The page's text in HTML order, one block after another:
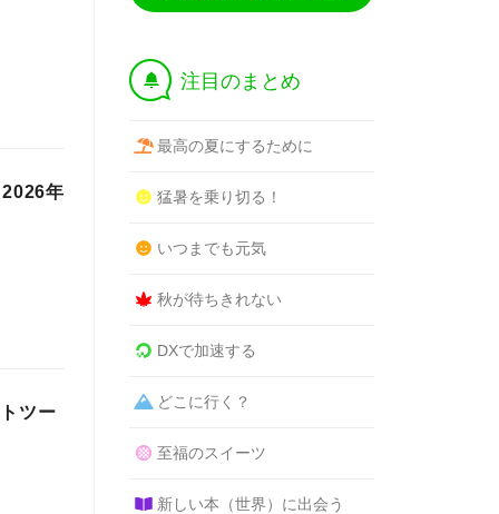
年
ツー
† 注目のまとめ
最高の夏にするために
猛暑を乗り切る！
いつまでも元気
秋が待ちきれない
DXで加速する
どこに行く？
至福のスイーツ
新しい本（世界）に出会う